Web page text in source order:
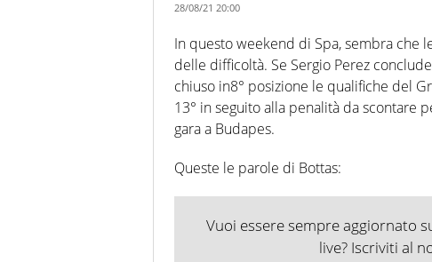
28/08/21 20:00
In questo weekend di Spa, sembra che
delle difficoltà. Se Sergio Perez
chiuso in8° posizione le qualifiche del
13° in seguito alla penalità da scontare
gara a Budapes.
Queste le parole di Bottas:
Vuoi essere sempre aggiornato
live? Iscriviti al